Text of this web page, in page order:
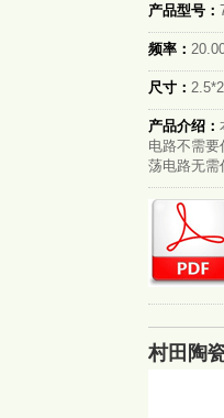
产品型号：
频率：
尺寸：
产品介绍：
电路不需
荡电路无需
村田陶